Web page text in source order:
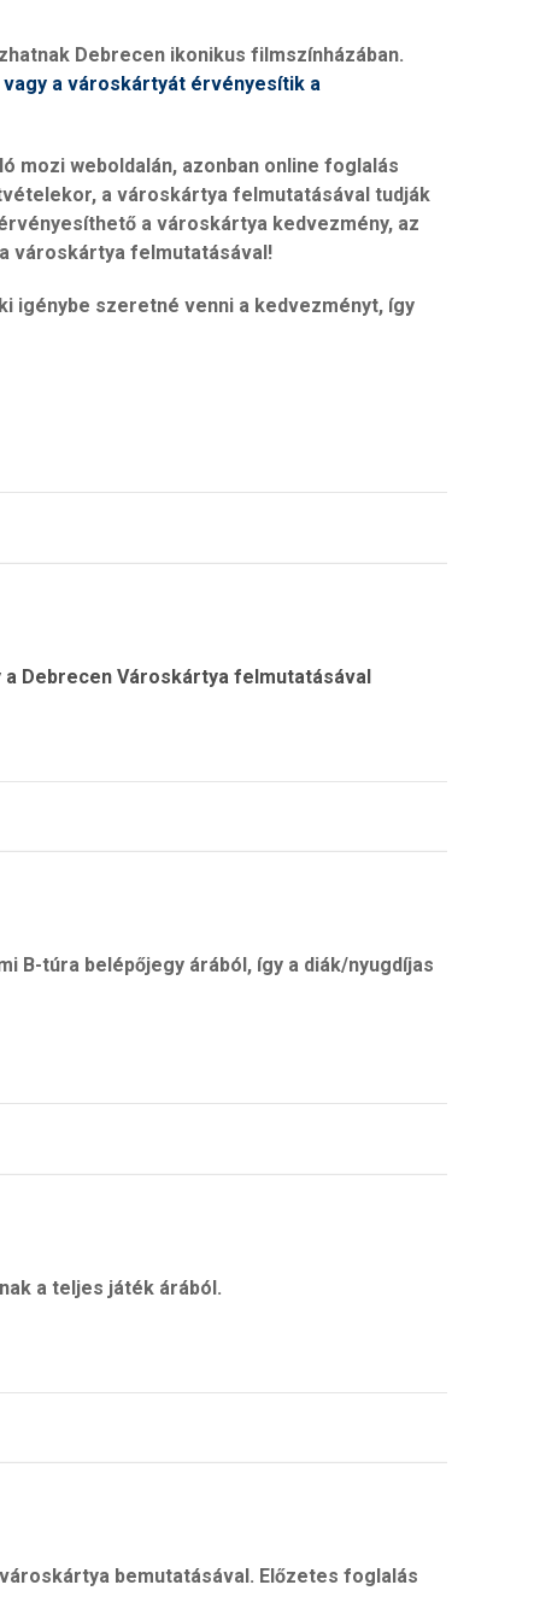
Debrecen ikonikus filmszínházában.
a városkártyát érvényesítik a
mozi weboldalán, azonban online foglalás
a városkártya felmutatásával tudják
a városkártya kedvezmény, az
városkártya felmutatásával!
igénybe szeretné venni a kedvezményt, így
Debrecen Városkártya felmutatásával
B-túra belépőjegy árából, így a diák/nyugdíjas
a teljes játék árából.
bemutatásával. Előzetes foglalás